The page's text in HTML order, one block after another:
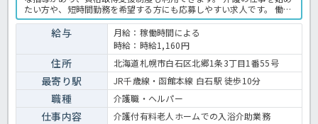
たい方や、短時間勤務を希望する方にも応募しやすい求人です。 働き
ながら介護資格の取得を目指したい方にも適した環境です。 ＜介護
職 パート 有老の求人＞
給与
月給：稼働時間による
時給：時給1,160円
住所 北海道札幌市白石区北郷1条3丁目1番55号
最寄り駅 JR千歳線・函館本線 白石駅 徒歩10分
職種 介護職・ヘルパー
仕事内容 介護付有料老人ホームでの入浴介助業務